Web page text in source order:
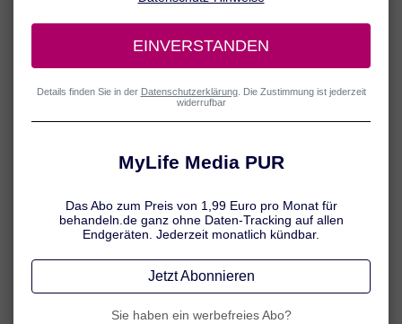
Hausmittel: Wann sind sie sinnvoll?
Viele altbewährte Hausmittel aus Großmutters Zeiten sind
auch heute noch sehr beliebt. Auch wenn die Wirksamkeit
derartiger Geheimtipps oft nicht belegt ist: Ein warmer Tee, ein
Wickel oder ein selbstgemachter Hustensirup kann auch
Zuwendung, die für die kleinen Patienten wichtig ist. Fakt ist
werden sollten und eine gezielte medikamentöse Behandlung
in der Regel nicht ersetzen können. Fragen Sie dazu auch Ihren
Arzt oder Apotheker.